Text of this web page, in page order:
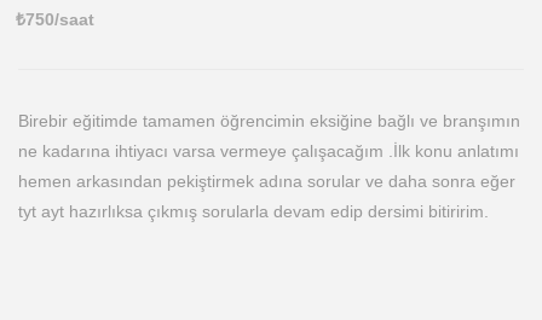
₺750/saat
Birebir eğitimde tamamen öğrencimin eksiğine bağlı ve branşımın
ne kadarına ihtiyacı varsa vermeye çalışacağım .İlk konu anlatımı
hemen arkasından pekiştirmek adına sorular ve daha sonra eğer
tyt ayt hazırlıksa çıkmış sorularla devam edip dersimi bitiririm.